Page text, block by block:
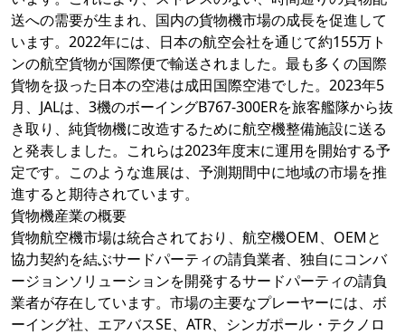
送への需要が生まれ、国内の貨物機市場の成長を促進して
います。2022年には、日本の航空会社を通じて約155万ト
ンの航空貨物が国際便で輸送されました。最も多くの国際
貨物を扱った日本の空港は成田国際空港でした。2023年5
月、JALは、3機のボーイングB767-300ERを旅客艦隊から抜
き取り、純貨物機に改造するために航空機整備施設に送る
と発表しました。これらは2023年度末に運用を開始する予
定です。このような進展は、予測期間中に地域の市場を推
進すると期待されています。
貨物機産業の概要
貨物航空機市場は統合されており、航空機OEM、OEMと
協力契約を結ぶサードパーティの請負業者、独自にコンバ
ージョンソリューションを開発するサードパーティの請負
業者が存在しています。市場の主要なプレーヤーには、ボ
ーイング社、エアバスSE、ATR、シンガポール・テクノロ